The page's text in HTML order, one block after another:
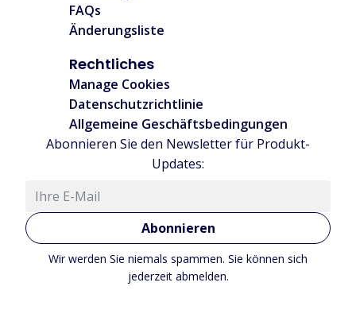
FAQs
Änderungsliste
Rechtliches
Manage Cookies
Datenschutzrichtlinie
Allgemeine Geschäftsbedingungen
Abonnieren Sie den Newsletter für Produkt-
Updates:
Abonnieren
Wir werden Sie niemals spammen. Sie können sich
jederzeit abmelden.